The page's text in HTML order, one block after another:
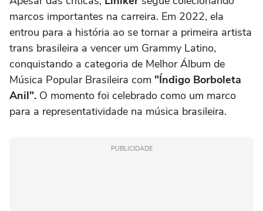
marcos importantes na carreira. Em 2022, ela
entrou para a história ao se tornar a primeira artista
trans brasileira a vencer um Grammy Latino,
conquistando a categoria de Melhor Álbum de
Música Popular Brasileira com "Índigo Borboleta
Anil". O momento foi celebrado como um marco
para a representatividade na música brasileira.
PUBLICIDADE